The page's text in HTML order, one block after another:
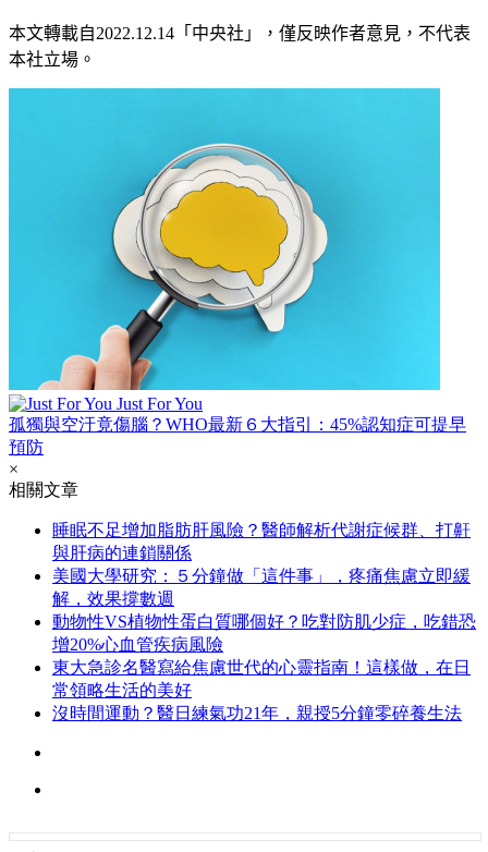
本文轉載自2022.12.14 「中央社」
，僅反映作者意見，不代表
本社立場。
Just For You
孤獨與空汙竟傷腦？WHO最新６大指引：45%認知症可提早
預防
×
相關文章
睡眠不足增加脂肪肝風險？醫師解析代謝症候群、打鼾
與肝病的連鎖關係
美國大學研究：５分鐘做「這件事」，疼痛焦慮立即緩
解，效果撐數週
動物性VS植物性蛋白質哪個好？吃對防肌少症，吃錯恐
增20%心血管疾病風險
東大急診名醫寫給焦慮世代的心靈指南！這樣做，在日
常領略生活的美好
沒時間運動？醫日練氣功21年，親授5分鐘零碎養生法